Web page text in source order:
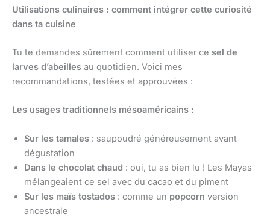
Utilisations culinaires : comment intégrer cette curiosité
dans ta cuisine
Tu te demandes sûrement comment utiliser ce sel de
larves d’abeilles au quotidien. Voici mes
recommandations, testées et approuvées :
Les usages traditionnels mésoaméricains :
Sur les tamales : saupoudré généreusement avant
dégustation
Dans le chocolat chaud : oui, tu as bien lu ! Les Mayas
mélangeaient ce sel avec du cacao et du piment
Sur les maïs tostados : comme un popcorn version
ancestrale